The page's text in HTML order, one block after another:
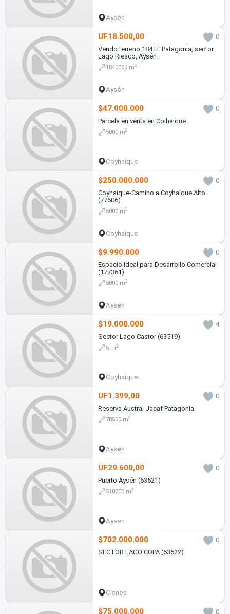
Aysén
UF18.500,00
0
Vendo terreno 184 H. Patagonia, sector
Lago Riesco, Aysén.
1840000 m2
Aysén
$47.000.000
0
Parcela en venta en Coihaique
5000 m2
Coyhaique
$250.000.000
0
Coyhaique-Camino a Coyhaique Alto.
(77606)
5000 m2
Coyhaique
$9.990.000
0
Espacio Ideal para Desarrollo Comercial
(177361)
5000 m2
Aysen
$19.000.000
4
Sector Lago Castor (63519)
5 m2
Coyhaique
UF1.399,00
0
Reserva Austral Jacaf Patagonia
70500 m2
Aysen
UF29.600,00
0
Puerto Aysén (63521)
510000 m2
Aysen
$702.000.000
0
SECTOR LAGO COPA (63522)
Cisnes
$75.000.000 0